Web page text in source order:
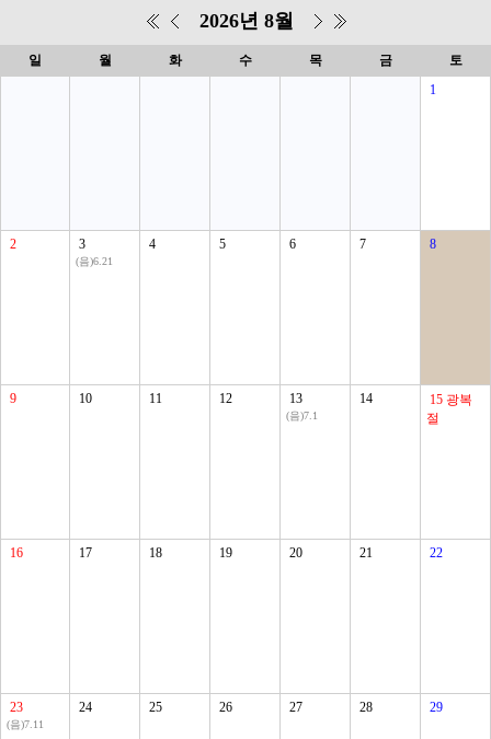
2026년 8월
일 월 화 수 목 금
토
1
2 3
(음)6.21
4 5 6 7 8
9 10 11 12 13
(음)7.1
14 15 광복
절
16 17 18 19 20 21 22
23
(음)7.11
24 25 26 27 28 29